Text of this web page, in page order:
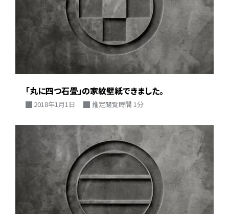
「丸に四つ石畳」の家紋壁紙できました。
2018年1月1日 推定閲覧時間 1分